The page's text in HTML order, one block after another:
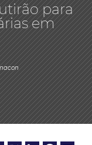
para
em